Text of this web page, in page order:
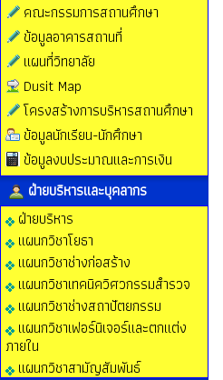
คณะกรรมการสถานศึกษา
ข้อมูลอาคารสถานที่
แผนที่วิทยาลัย
Dusit Map
โครงสร้างการบริหารสถานศึกษา
ข้อมูลนักเรียน-นักศึกษา
ข้อมูลงบประมาณและการเงิน
ฝ่ายบริหารและบุคลากร
ฝ่ายบริหาร
แผนกวิชาโยธา
แผนกวิชาช่างก่อสร้าง
แผนกวิชาเทคนิควิศวกรรมสำรวจ
แผนกวิชาช่างสถาปัตยกรรม
แผนกวิชาเฟอร์นิเจอร์และตกแต่ง
ภายใน
แผนกวิชาสามัญสัมพันธ์